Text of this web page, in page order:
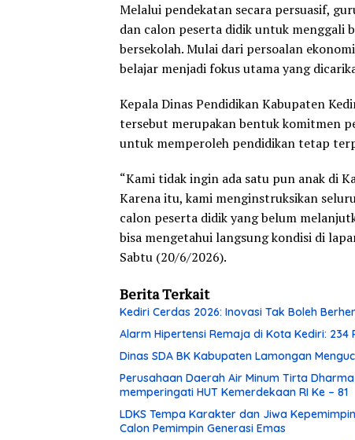
Melalui pendekatan secara persuasif,
dan calon peserta didik untuk menggali
bersekolah. Mulai dari persoalan
belajar menjadi fokus utama yang
Kepala Dinas Pendidikan Kabupaten
tersebut merupakan bentuk komitmen
untuk memperoleh pendidikan tetap
“Kami tidak ingin ada satu pun anak di
Karena itu, kami menginstruksikan
calon peserta didik yang belum
bisa mengetahui langsung kondisi di
Sabtu (20/6/2026).
Berita Terkait
Kediri Cerdas 2026: Inovasi Tak Boleh
Alarm Hipertensi Remaja di Kota Kediri:
Dinas SDA BK Kabupaten Lamongan
Perusahaan Daerah Air Minum Tirta
memperingati HUT Kemerdekaan RI Ke – 81
LDKS Tempa Karakter dan Jiwa
Calon Pemimpin Generasi Emas